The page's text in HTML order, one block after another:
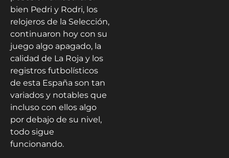
bien Pedri y Rodri, los
relojeros de la Selección,
continuaron hoy con su
juego algo apagado, la
calidad de La Roja y los
registros futbolísticos
de esta España son tan
variados y notables que
incluso con ellos algo
por debajo de su nivel,
todo sigue
funcionando.